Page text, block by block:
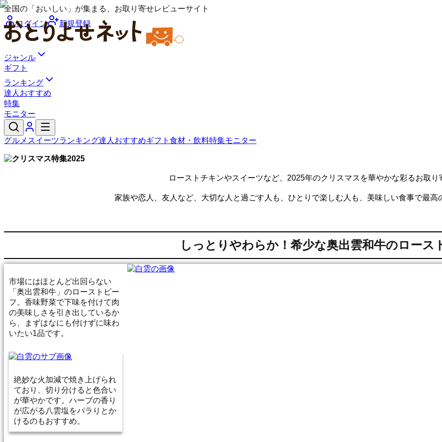
全国の「おいしい」が集まる、お取り寄せレビューサイト
ログイン
新規登録
ジャンル
ギフト
ランキング
達人おすすめ
特集
モニター
グルメ スイーツランキング達人おすすめギフト 食材・飲料特集モニター
ローストチキンやスイーツなど、2025年のクリスマスを華やかな彩るお取り
家族や恋人、友人など、大切な人と過ごす人も、ひとりで楽しむ人も、美味しい食事で最高
しっとりやわらか！希少な奥出雲和牛のロース
市場にはほとんど出回らない
「奥出雲和牛」のローストビー
フ。香味野菜で下味を付けて肉
の美味しさを引き出しているか
ら、まずはなにも付けずに味わ
いたい1品です。
絶妙な火加減で焼き上げられ
ており、切り分けると色合い
が華やかです。ハーブの香り
が広がる八雲塩をパラりとか
けるのもおすすめ。